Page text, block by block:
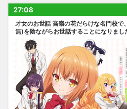
27:08
才女のお世話 高嶺の花だらけな名門校
無)を陰ながらお世話することになりまし